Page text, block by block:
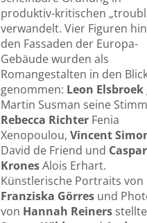
produktiv-kritischen
verwandelt. Vier Figuren
den Fassaden der Europa-
Gebäude wurden als
Romangestalten in den
genommen: Leon Elsbroek
Martin Susman seine
Rebecca Richter Fenia
Xenopoulou, Vincent
David de Friend und Caspar
KronesAlois Erhart.
Künstlerische Portraits von
Franziska Görres und
von Hannah Reiners